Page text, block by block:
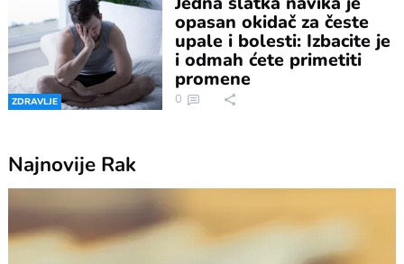
ZDRAVLJE
opasan okidač za česte
upale i bolesti: Izbacite je
i odmah ćete primetiti
promene
0
Najnovije Rak